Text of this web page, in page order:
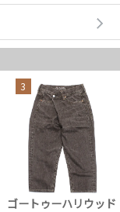
3
ゴートゥーハリウッド